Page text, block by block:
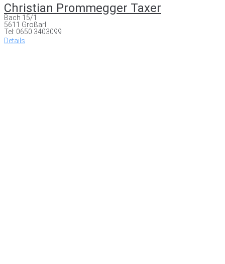
Christian Prommegger Taxer
Bach 15/1
5611 Großarl
Tel: 0650 3403099
Details